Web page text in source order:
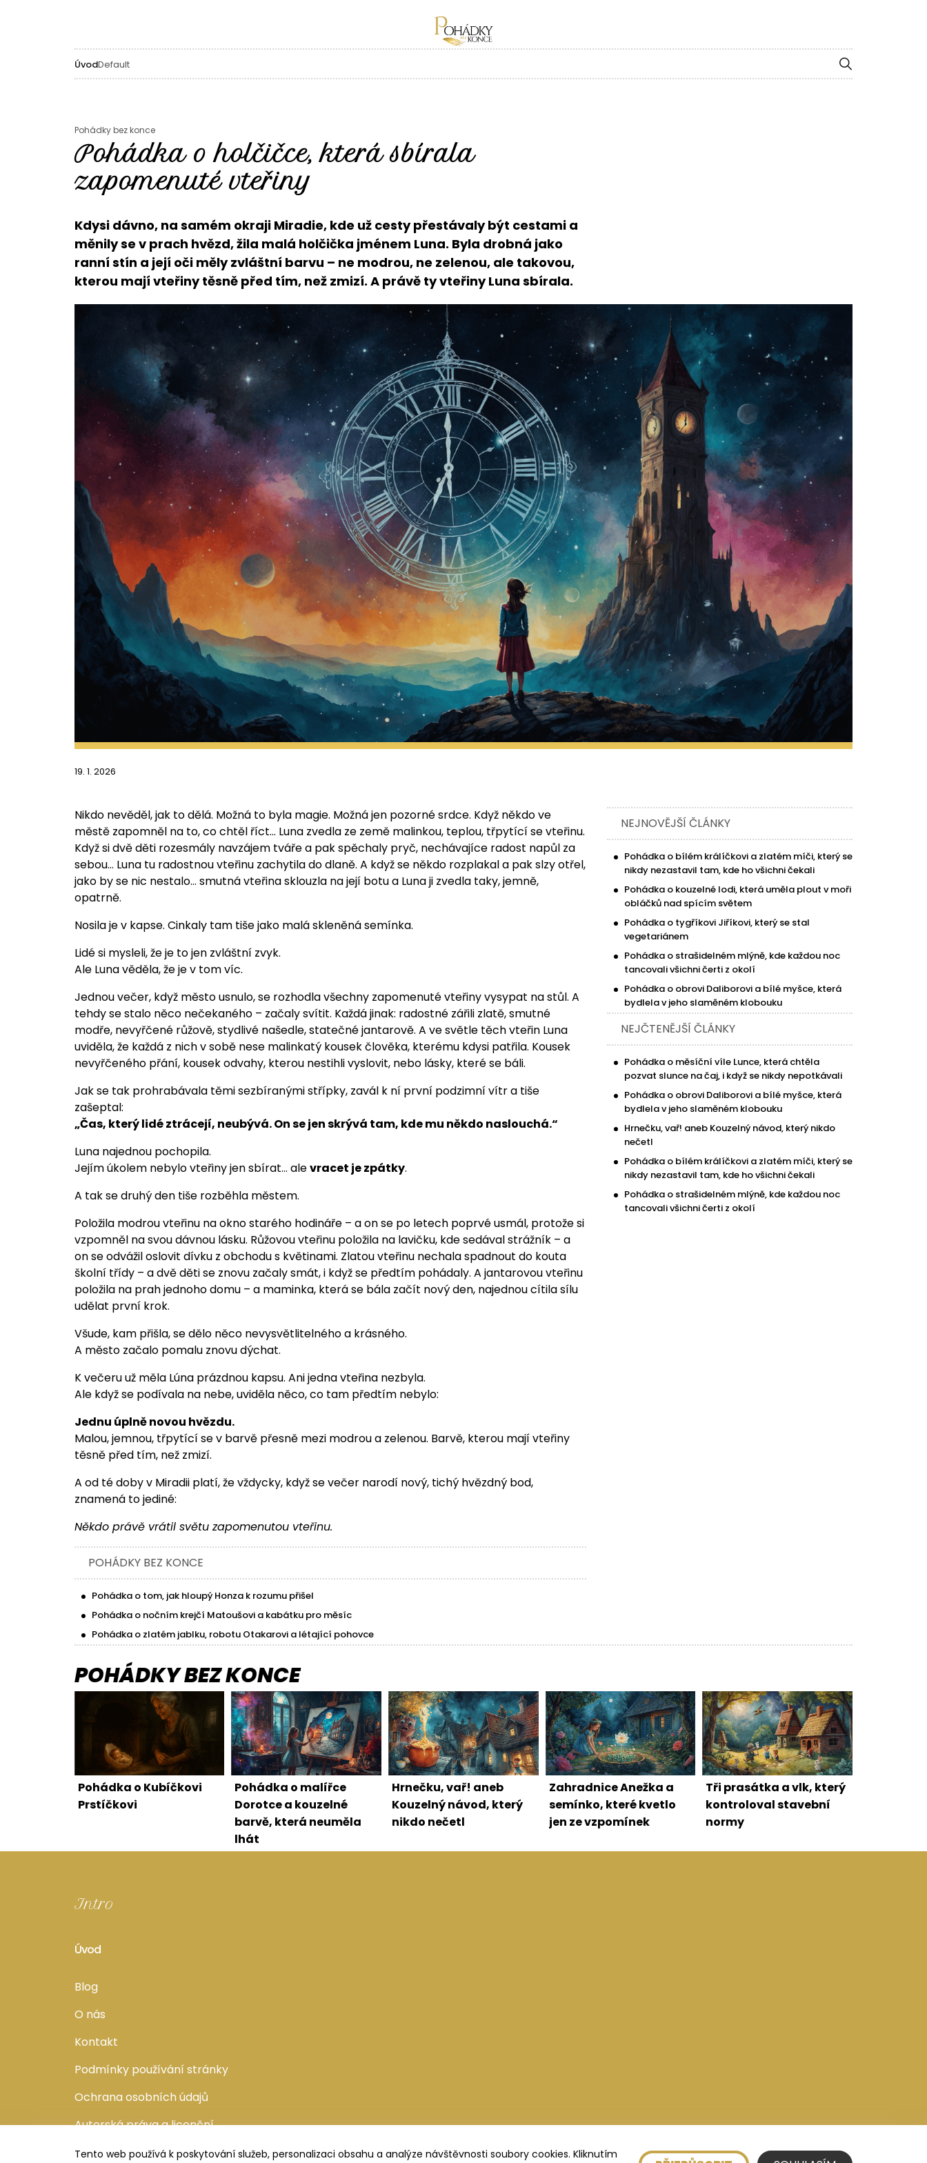
ÚvodDefault
Pohádky bez konce
Pohádka o holčičce, která sbírala
zapomenuté vteřiny
Kdysi dávno, na samém okraji Miradie, kde už cesty přestávaly být cestami a
měnily se v prach hvězd, žila malá holčička jménem Luna. Byla drobná jako
ranní stín a její oči měly zvláštní barvu – ne modrou, ne zelenou, ale takovou,
kterou mají vteřiny těsně před tím, než zmizí. A právě ty vteřiny Luna sbírala.
19. 1. 2026
Nikdo nevěděl, jak to dělá. Možná to byla magie. Možná jen pozorné srdce. Když někdo ve
městě zapomněl na to, co chtěl říct… Luna zvedla ze země malinkou, teplou, třpytící se vteřinu.
Když si dvě děti rozesmály navzájem tváře a pak spěchaly pryč, nechávajíce radost napůl za
sebou… Luna tu radostnou vteřinu zachytila do dlaně. A když se někdo rozplakal a pak slzy otřel,
jako by se nic nestalo… smutná vteřina sklouzla na její botu a Luna ji zvedla taky, jemně,
opatrně.
Nosila je v kapse. Cinkaly tam tiše jako malá skleněná semínka.
Lidé si mysleli, že je to jen zvláštní zvyk.
Ale Luna věděla, že je v tom víc.
Jednou večer, když město usnulo, se rozhodla všechny zapomenuté vteřiny vysypat na stůl. A
tehdy se stalo něco nečekaného – začaly svítit. Každá jinak: radostné zářili zlatě, smutné
modře, nevyřčené růžově, stydlivé našedle, statečné jantarově. A ve světle těch vteřin Luna
uviděla, že každá z nich v sobě nese malinkatý kousek člověka, kterému kdysi patřila. Kousek
nevyřčeného přání, kousek odvahy, kterou nestihli vyslovit, nebo lásky, které se báli.
Jak se tak prohrabávala těmi sezbíranými střípky, zavál k ní první podzimní vítr a tiše
zašeptal:
„Čas, který lidé ztrácejí, neubývá. On se jen skrývá tam, kde mu někdo naslouchá.“
Luna najednou pochopila.
Jejím úkolem nebylo vteřiny jen sbírat… alevracet je zpátky.
A tak se druhý den tiše rozběhla městem.
Položila modrou vteřinu na okno starého hodináře – a on se po letech poprvé usmál, protože si
vzpomněl na svou dávnou lásku. Růžovou vteřinu položila na lavičku, kde sedával strážník – a
on se odvážil oslovit dívku z obchodu s květinami. Zlatou vteřinu nechala spadnout do kouta
školní třídy – a dvě děti se znovu začaly smát, i když se předtím pohádaly. A jantarovou vteřinu
položila na prah jednoho domu – a maminka, která se bála začít nový den, najednou cítila sílu
udělat první krok.
Všude, kam přišla, se dělo něco nevysvětlitelného a krásného.
A město začalo pomalu znovu dýchat.
K večeru už měla Lúna prázdnou kapsu. Ani jedna vteřina nezbyla.
Ale když se podívala na nebe, uviděla něco, co tam předtím nebylo:
Jednu úplně novou hvězdu.
Malou, jemnou, třpytící se v barvě přesně mezi modrou a zelenou. Barvě, kterou mají vteřiny
těsně před tím, než zmizí.
A od té doby v Miradii platí, že vždycky, když se večer narodí nový, tichý hvězdný bod,
znamená to jediné:
Někdo právě vrátil světu zapomenutou vteřinu.
POHÁDKY BEZ KONCE
Pohádka o tom, jak hloupý Honza k rozumu přišel
Pohádka o nočním krejčí Matoušovi a kabátku pro měsíc
Pohádka o zlatém jablku, robotu Otakarovi a létající pohovce
NEJNOVĚJŠÍ ČLÁNKY
Pohádka o bílém králíčkovi a zlatém míči, který se
nikdy nezastavil tam, kde ho všichni čekali
Pohádka o kouzelné lodi, která uměla plout v moři
obláčků nad spícím světem
Pohádka o tygříkovi Jiříkovi, který se stal
vegetariánem
Pohádka o strašidelném mlýně, kde každou noc
tancovali všichni čerti z okolí
Pohádka o obrovi Daliborovi a bílé myšce, která
bydlela v jeho slaměném klobouku
NEJČTENĚJŠÍ ČLÁNKY
Pohádka o měsíční víle Lunce, která chtěla
pozvat slunce na čaj, i když se nikdy nepotkávali
Pohádka o obrovi Daliborovi a bílé myšce, která
bydlela v jeho slaměném klobouku
Hrnečku, vař! aneb Kouzelný návod, který nikdo
nečetl
Pohádka o bílém králíčkovi a zlatém míči, který se
nikdy nezastavil tam, kde ho všichni čekali
Pohádka o strašidelném mlýně, kde každou noc
tancovali všichni čerti z okolí
POHÁDKY BEZ KONCE
Pohádka o Kubíčkovi
Prstíčkovi
Pohádka o malířce
Dorotce a kouzelné
barvě, která neuměla
lhát
Hrnečku, vař! aneb
Kouzelný návod, který
nikdo nečetl
Zahradnice Anežka a
semínko, které kvetlo
jen ze vzpomínek
Tři prasátka a vlk, který
kontroloval stavební
normy
Intro
Úvod
Blog
O nás
Kontakt
Podmínky používání stránky
Ochrana osobních údajů
Autorská práva a licenční
Tento web používá k poskytování služeb, personalizaci obsahu a analýze návštěvnosti soubory cookies. Kliknutím